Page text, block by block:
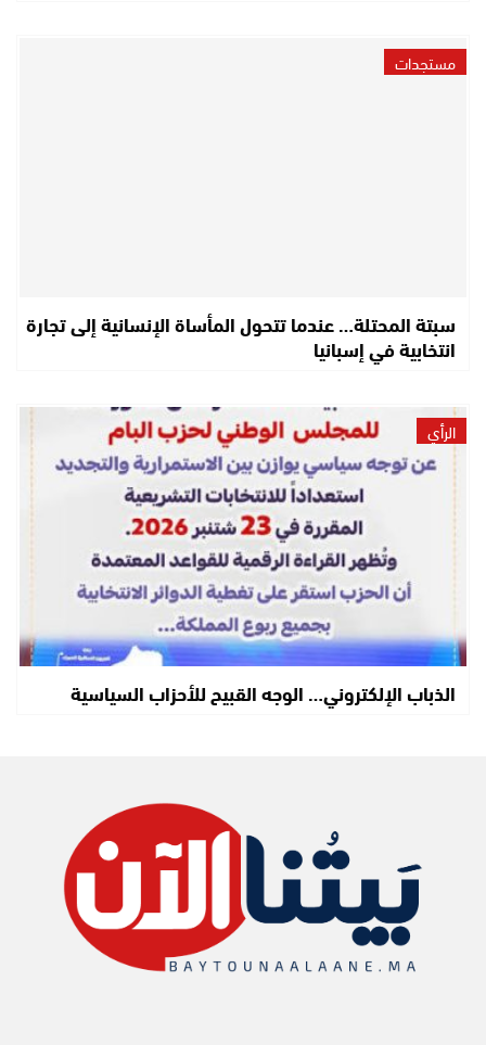
مستجدات
سبتة المحتلة… عندما تتحول المأساة الإنسانية إلى تجارة
انتخابية في إسبانيا
الرأي
الذباب الإلكتروني… الوجه القبيح للأحزاب السياسية